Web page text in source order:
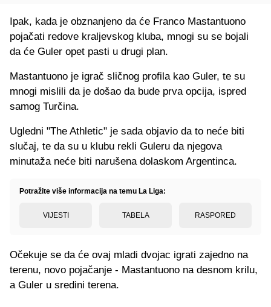
Ipak, kada je obznanjeno da će Franco Mastantuono
pojačati redove kraljevskog kluba, mnogi su se bojali
da će Guler opet pasti u drugi plan.
Mastantuono je igrač sličnog profila kao Guler, te su
mnogi mislili da je došao da bude prva opcija, ispred
samog Turčina.
Ugledni "The Athletic" je sada objavio da to neće biti
slučaj, te da su u klubu rekli Guleru da njegova
minutaža neće biti narušena dolaskom Argentinca.
Potražite više informacija na temu La Liga:
VIJESTI TABELA RASPORED
Očekuje se da će ovaj mladi dvojac igrati zajedno na
terenu, novo pojačanje - Mastantuono na desnom krilu,
a Guler u sredini terena.